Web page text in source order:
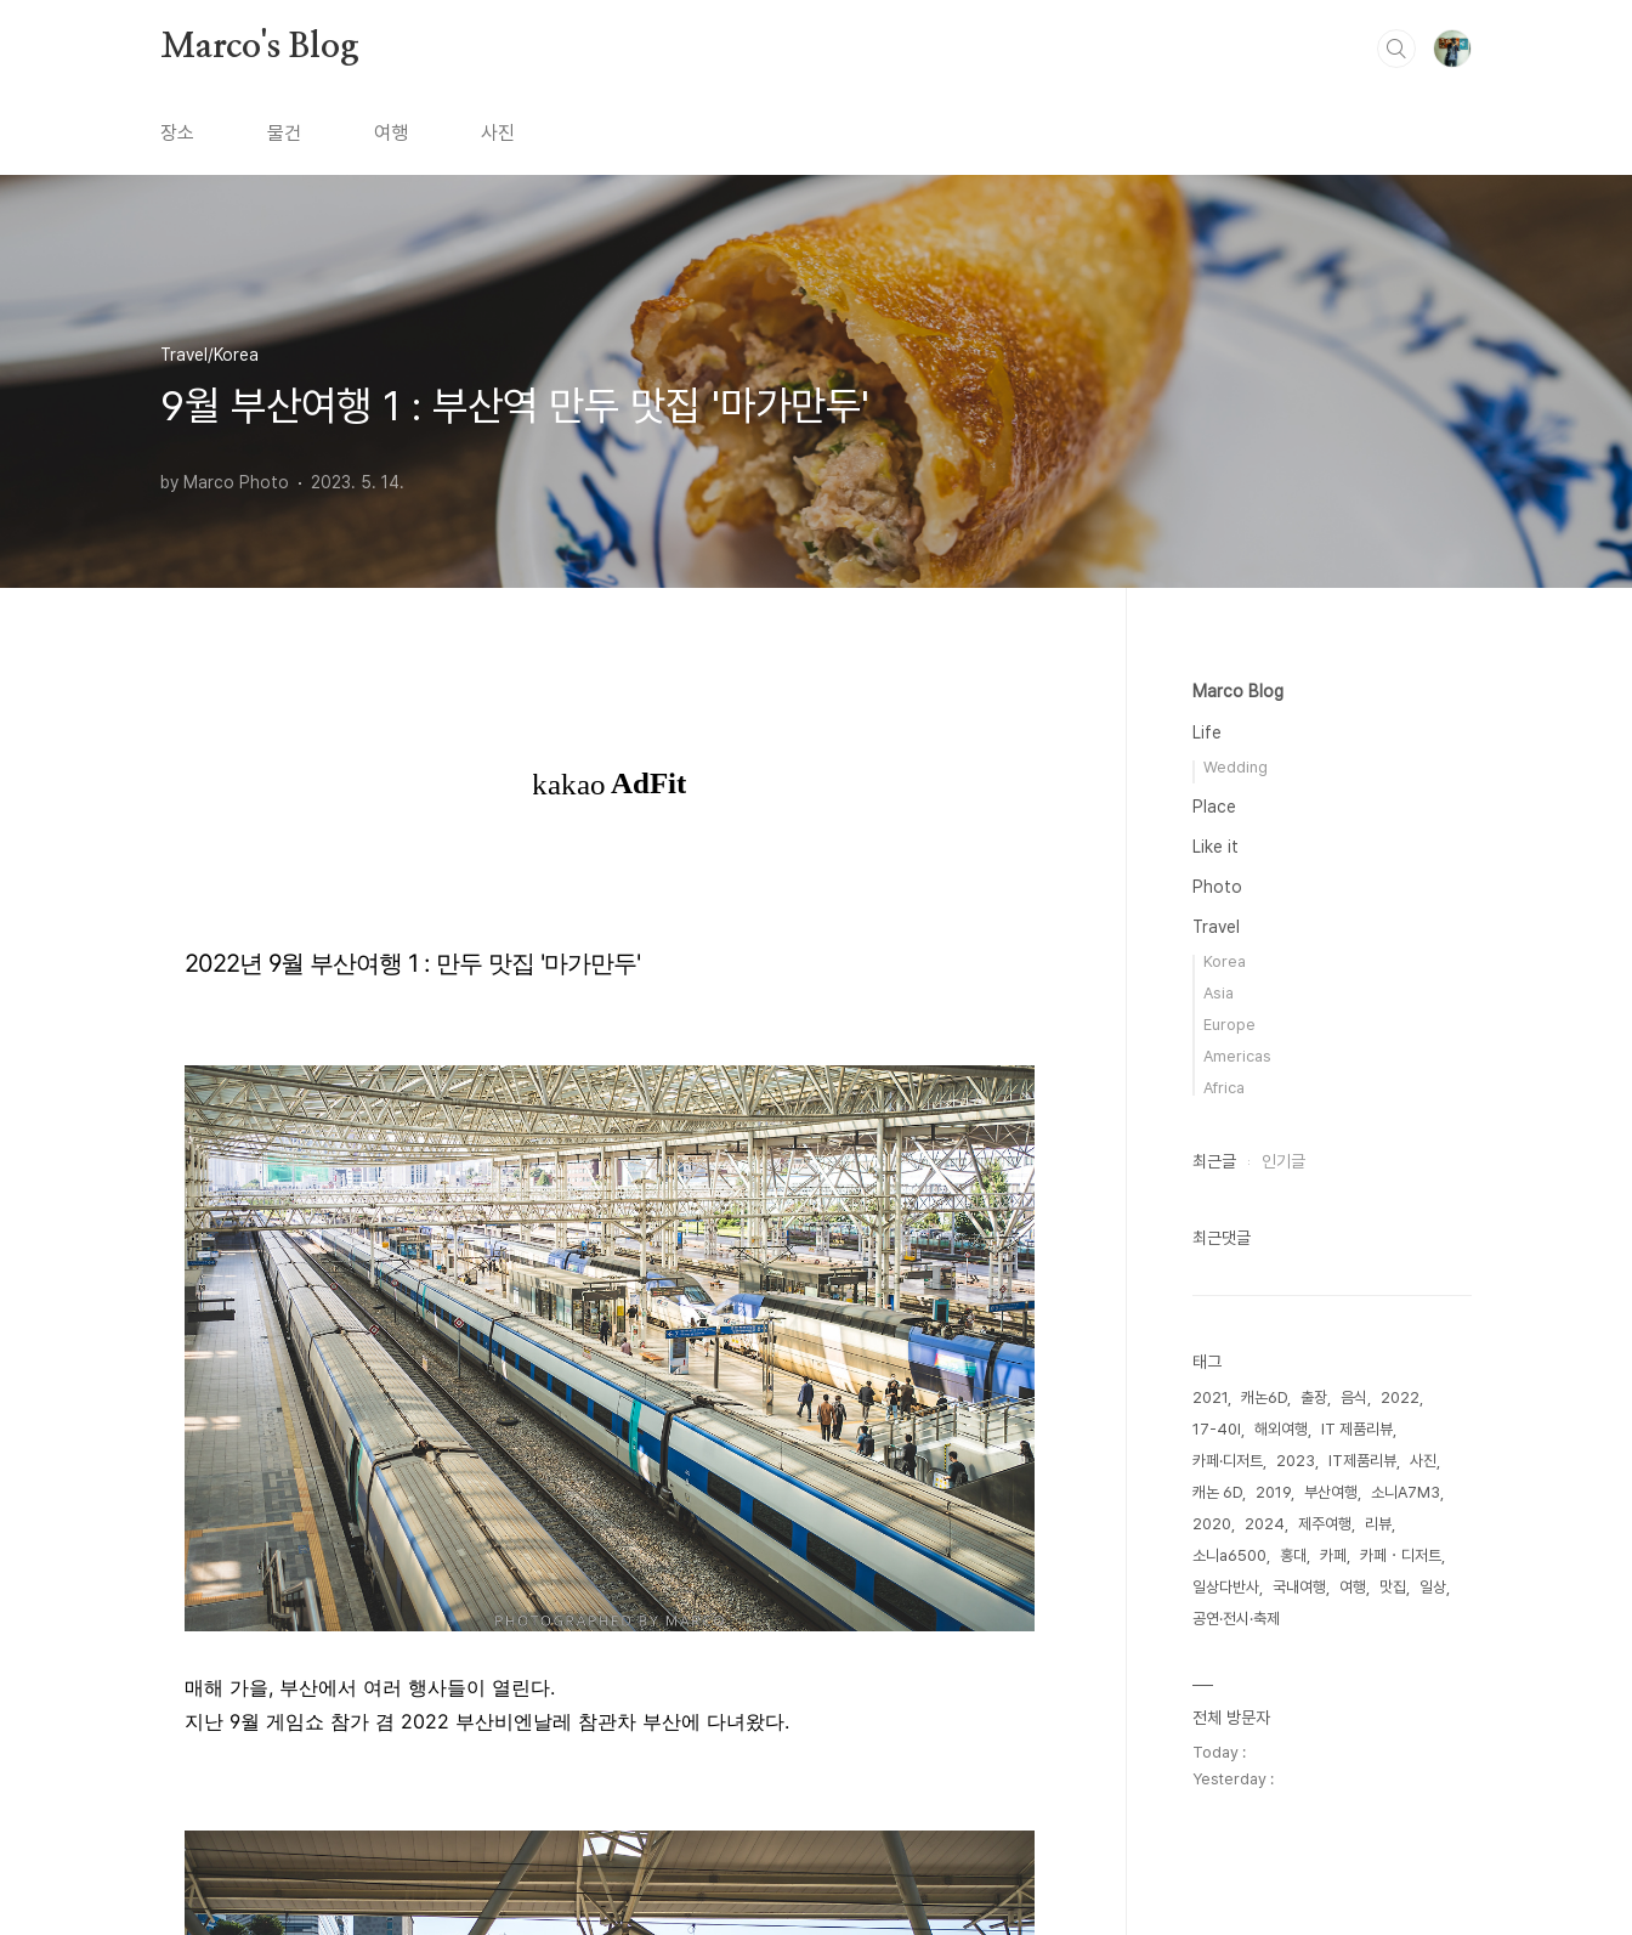
Marco's Blog
장소 물건 여행 사진
Travel/Korea
9월 부산여행 1 : 부산역 만두 맛집 '마가만두'
by Marco Photo 2023. 5. 14.
2022년 9월 부산여행 1 : 만두 맛집 '마가만두'
매해 가을, 부산에서 여러 행사들이 열린다.
지난 9월 게임쇼 참가 겸 2022 부산비엔날레 참관차 부산에 다녀왔다.
Marco Blog
Life
Wedding
Place
Like it
Photo
Travel
Korea
Asia
Europe
Americas
Africa
최근글 인기글
최근댓글
태그
2021 캐논6D 출장 음식
2022
17-40l
해외여행
IT 제품리뷰
카페·디저트
2023 IT제품리뷰
사진
캐논 6D
2019 부산여행
소니A7M3
2020
2024 제주여행
리뷰
소니a6500
홍대 카페
카페・디저트
일상다반사
국내여행 여행 맛집
일상
공연·전시·축제
전체 방문자
Today :
Yesterday :